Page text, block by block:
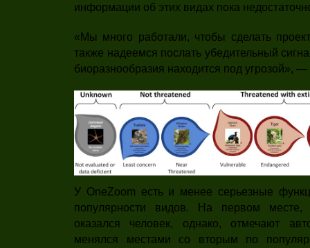
информации об этих видах пока
«Мы много работали, чтобы сделать
также надеемся послать убедительный
биоразнообразия находится под угрозой»,
У OneZoom есть и менее серьезные
популярности видов. На первом месте,
оказался человек, однако, отмечают
менялся местами со вторым по